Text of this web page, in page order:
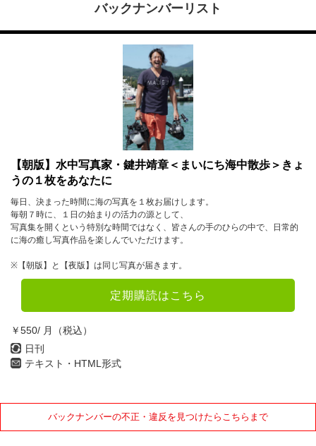
バックナンバーリスト
【朝版】水中写真家・鍵井靖章＜まいにち海中散歩＞きょ
うの１枚をあなたに
毎日、決まった時間に海の写真を１枚お届けします。
毎朝７時に、１日の始まりの活力の源として、
写真集を開くという特別な時間ではなく、皆さんの手のひらの中で、日常的
に海の癒し写真作品を楽しんでいただけます。
※【朝版】と【夜版】は同じ写真が届きます。
定期購読はこちら
￥550/ 月（税込）
日刊
テキスト・HTML形式
バックナンバーの不正・違反を見つけたらこちらまで